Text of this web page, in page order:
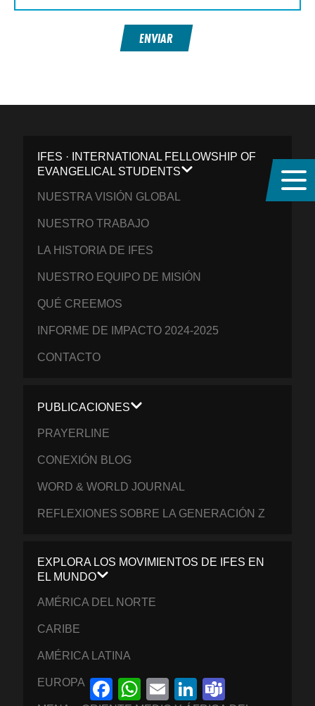
ENVIAR
IFES · INTERNATIONAL FELLOWSHIP OF
EVANGELICAL STUDENTS
NUESTRA VISIÓN GLOBAL
NUESTRO TRABAJO
LA HISTORIA DE IFES
NUESTRO EQUIPO DE MISIÓN
QUÉ CREEMOS
INFORME DE IMPACTO 2024-2025
CONTACTO
PUBLICACIONES
PRAYERLINE
CONEXIÓN BLOG
WORD & WORLD JOURNAL
REFLEXIONES SOBRE LA GENERACIÓN Z
EXPLORA LOS MOVIMIENTOS DE IFES EN
EL MUNDO
AMÉRICA DEL NORTE
CARIBE
AMÉRICA LATINA
EUROPA FacebookWhatsAppEmail LinkedIn